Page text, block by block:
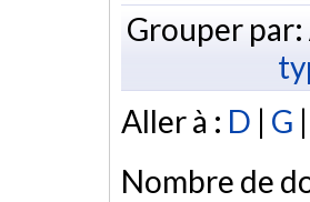
Grouper par:
Aller à : D | G |
Nombre de